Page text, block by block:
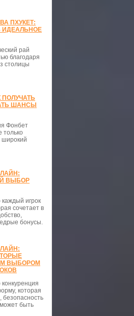
ПХУКЕТ:
ИДЕАЛЬНОЕ
рай
благодаря
столицы
ПОЛУЧАТЬ
ШАНСЫ
Фонбет
только
ВЫБОР
игрок
сочетает в
бонусы.
ВЫБОРОМ
которая
безопасность
быть